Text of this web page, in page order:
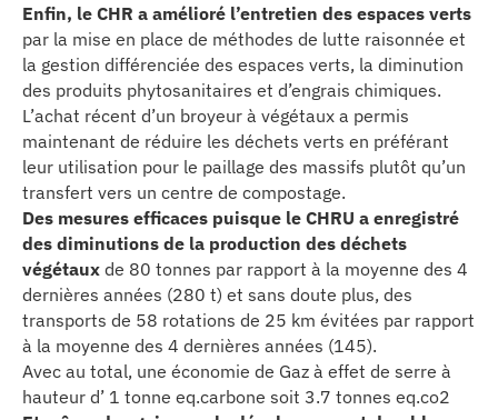
Enfin, le CHR a amélioré l’entretien des espaces verts
par la mise en place de méthodes de lutte raisonnée et
la gestion différenciée des espaces verts, la diminution
des produits phytosanitaires et d’engrais chimiques.
L’achat récent d’un broyeur à végétaux a permis
maintenant de réduire les déchets verts en préférant
leur utilisation pour le paillage des massifs plutôt qu’un
transfert vers un centre de compostage.
Des mesures efficaces puisque le CHRU a enregistré
des diminutions de la production des déchets
végétaux de 80 tonnes par rapport à la moyenne des 4
dernières années (280 t) et sans doute plus, des
transports de 58 rotations de 25 km évitées par rapport
à la moyenne des 4 dernières années (145).
Avec au total, une économie de Gaz à effet de serre à
hauteur d’ 1 tonne eq.carbone soit 3.7 tonnes eq.co2